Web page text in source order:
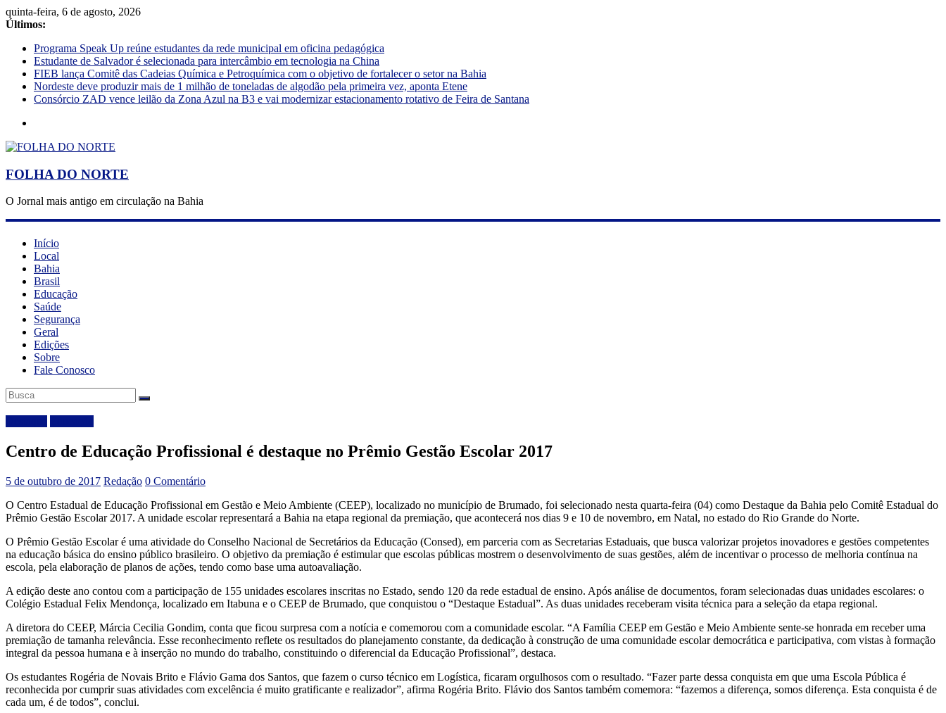
quinta-feira, 6 de agosto, 2026
Últimos:
Programa Speak Up reúne estudantes da rede municipal em oficina pedagógica
Estudante de Salvador é selecionada para intercâmbio em tecnologia na China
FIEB lança Comitê das Cadeias Química e Petroquímica com o objetivo de fortalecer o setor na Bahia
Nordeste deve produzir mais de 1 milhão de toneladas de algodão pela primeira vez, aponta Etene
Consórcio ZAD vence leilão da Zona Azul na B3 e vai modernizar estacionamento rotativo de Feira de Santana
FOLHA DO NORTE
O Jornal mais antigo em circulação na Bahia
Início
Local
Bahia
Brasil
Educação
Saúde
Segurança
Geral
Edições
Sobre
Fale Conosco
Centro de Educação Profissional é destaque no Prêmio Gestão Escolar 2017
5 de outubro de 2017 Redação 0 Comentário
O Centro Estadual de Educação Profissional em Gestão e Meio Ambiente (CEEP), localizado no município de Brumado, foi selecionado nesta quarta-feira (04) como Destaque da Bahia pelo Comitê Estadual do
Prêmio Gestão Escolar 2017. A unidade escolar representará a Bahia na etapa regional da premiação, que acontecerá nos dias 9 e 10 de novembro, em Natal, no estado do Rio Grande do Norte.
O Prêmio Gestão Escolar é uma atividade do Conselho Nacional de Secretários da Educação (Consed), em parceria com as Secretarias Estaduais, que busca valorizar projetos inovadores e gestões competentes
na educação básica do ensino público brasileiro. O objetivo da premiação é estimular que escolas públicas mostrem o desenvolvimento de suas gestões, além de incentivar o processo de melhoria contínua na
escola, pela elaboração de planos de ações, tendo como base uma autoavaliação.
A edição deste ano contou com a participação de 155 unidades escolares inscritas no Estado, sendo 120 da rede estadual de ensino. Após análise de documentos, foram selecionadas duas unidades escolares: o
Colégio Estadual Felix Mendonça, localizado em Itabuna e o CEEP de Brumado, que conquistou o “Destaque Estadual”. As duas unidades receberam visita técnica para a seleção da etapa regional.
A diretora do CEEP, Márcia Cecilia Gondim, conta que ficou surpresa com a notícia e comemorou com a comunidade escolar. “A Família CEEP em Gestão e Meio Ambiente sente-se honrada em receber uma
premiação de tamanha relevância. Esse reconhecimento reflete os resultados do planejamento constante, da dedicação à construção de uma comunidade escolar democrática e participativa, com vistas à formação
integral da pessoa humana e à inserção no mundo do trabalho, constituindo o diferencial da Educação Profissional”, destaca.
Os estudantes Rogéria de Novais Brito e Flávio Gama dos Santos, que fazem o curso técnico em Logística, ficaram orgulhosos com o resultado. “Fazer parte dessa conquista em que uma Escola Pública é
reconhecida por cumprir suas atividades com excelência é muito gratificante e realizador”, afirma Rogéria Brito. Flávio dos Santos também comemora: “fazemos a diferença, somos diferença. Esta conquista é de
cada um, é de todos”, conclui.